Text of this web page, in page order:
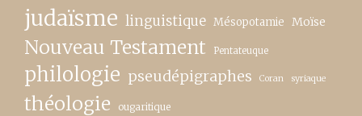
judaïsme linguistique Mésopotamie Moïse
Nouveau Testament Pentateuque
philologie pseudépigraphes Coran syriaque
théologie ougaritique